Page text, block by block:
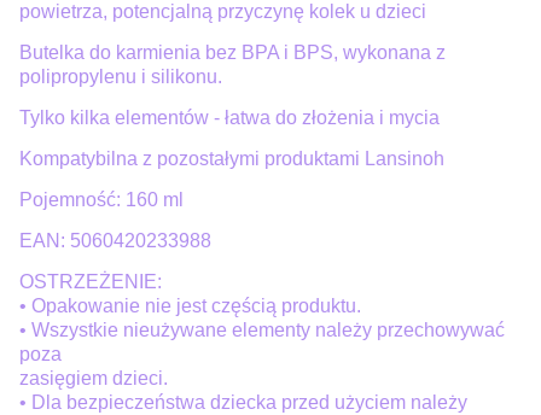
powietrza, potencjalną przyczynę kolek u dzieci
Butelka do karmienia bez BPA i BPS, wykonana z
polipropylenu i silikonu.
Tylko kilka elementów - łatwa do złożenia i mycia
Kompatybilna z pozostałymi produktami Lansinoh
Pojemność: 160 ml
EAN: 5060420233988
OSTRZEŻENIE:
• Opakowanie nie jest częścią produktu.
• Wszystkie nieużywane elementy należy przechowywać
poza
zasięgiem dzieci.
• Dla bezpieczeństwa dziecka przed użyciem należy